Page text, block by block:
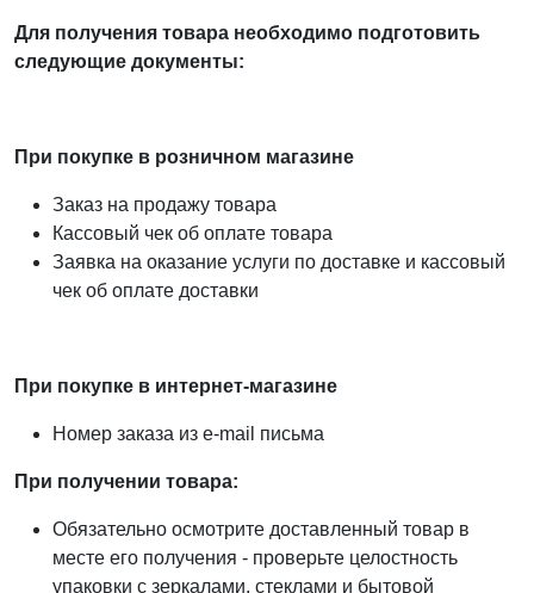
Для получения товара необходимо подготовить
следующие документы:
При покупке в розничном магазине
Заказ на продажу товара
Кассовый чек об оплате товара
Заявка на оказание услуги по доставке и кассовый
чек об оплате доставки
При покупке в интернет-магазине
Номер заказа из e-mail письма
При получении товара:
Обязательно осмотрите доставленный товар в
месте его получения - проверьте целостность
упаковки с зеркалами, стеклами и бытовой